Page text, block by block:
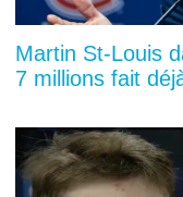
Martin St-Louis
7 millions fait